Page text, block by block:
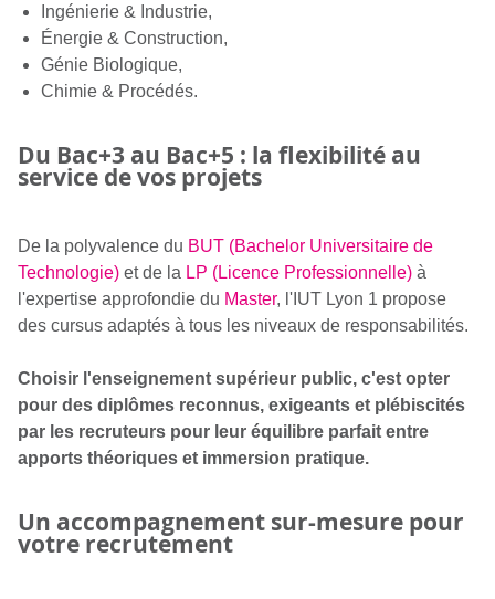
Ingénierie & Industrie,
Énergie & Construction,
Génie Biologique,
Chimie & Procédés.
Du Bac+3 au Bac+5 : la flexibilité au
service de vos projets
De la polyvalence du BUT (Bachelor Universitaire de
Technologie) et de la LP (Licence Professionnelle) à
l'expertise approfondie du Master, l'IUT Lyon 1 propose
des cursus adaptés à tous les niveaux de responsabilités.
Choisir l'enseignement supérieur public, c'est opter
pour des diplômes reconnus, exigeants et plébiscités
par les recruteurs pour leur équilibre parfait entre
apports théoriques et immersion pratique.
Un accompagnement sur-mesure pour
votre recrutement